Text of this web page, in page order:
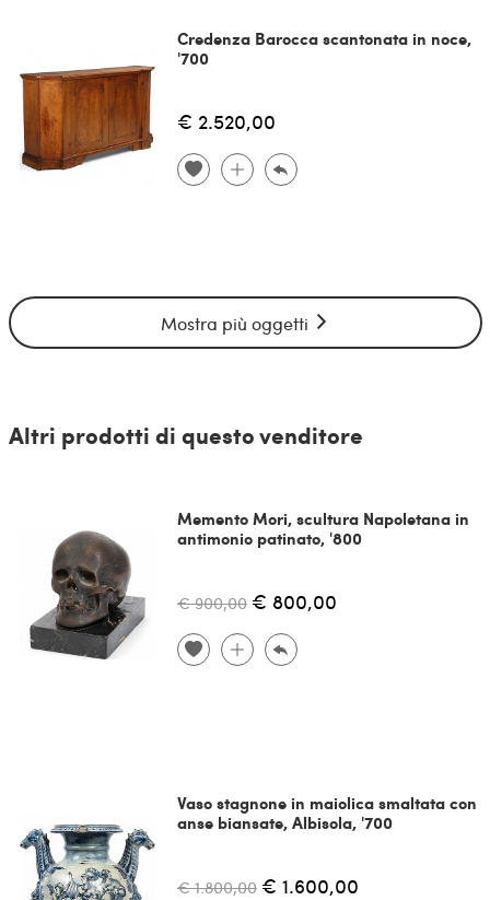
Credenza Barocca scantonata in noce,
'700
€ 2.520,00
Mostra più oggetti
Altri prodotti di questo venditore
Memento Mori, scultura Napoletana in
antimonio patinato, '800
€ 900,00 € 800,00
Vaso stagnone in maiolica smaltata con
anse biansate, Albisola, '700
€ 1.800,00 € 1.600,00